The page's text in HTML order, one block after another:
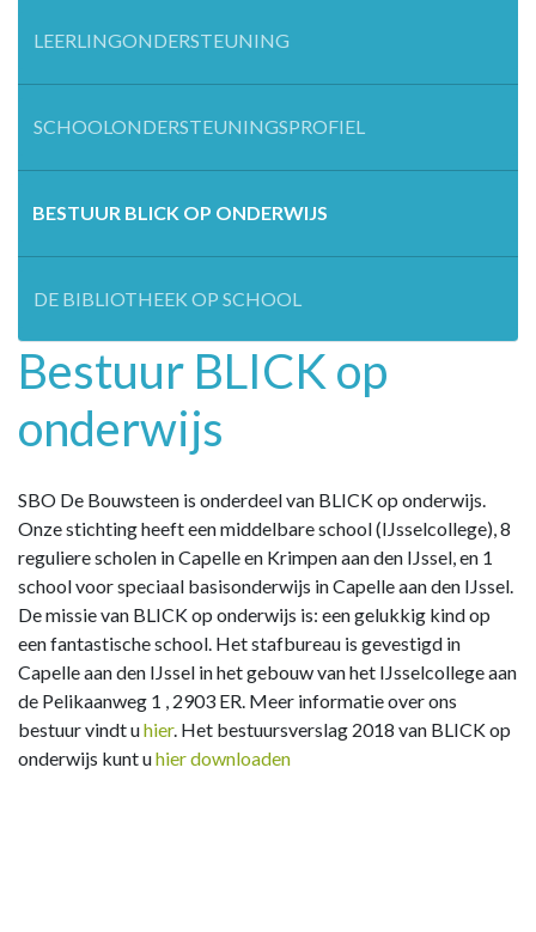
LEERLINGONDERSTEUNING
SCHOOLONDERSTEUNINGSPROFIEL
BESTUUR BLICK OP ONDERWIJS
DE BIBLIOTHEEK OP SCHOOL
Bestuur BLICK op
onderwijs
SBO De Bouwsteen is onderdeel van BLICK op onderwijs.
Onze stichting heeft een middelbare school (IJsselcollege), 8
reguliere scholen in Capelle en Krimpen aan den IJssel, en 1
school voor speciaal basisonderwijs in Capelle aan den IJssel.
De missie van BLICK op onderwijs is: een gelukkig kind op
een fantastische school. Het stafbureau is gevestigd in
Capelle aan den IJssel in het gebouw van het IJsselcollege aan
de Pelikaanweg 1 , 2903 ER. Meer informatie over ons
bestuur vindt uhier. Het bestuursverslag 2018 van BLICK op
onderwijs kunt uhier downloaden